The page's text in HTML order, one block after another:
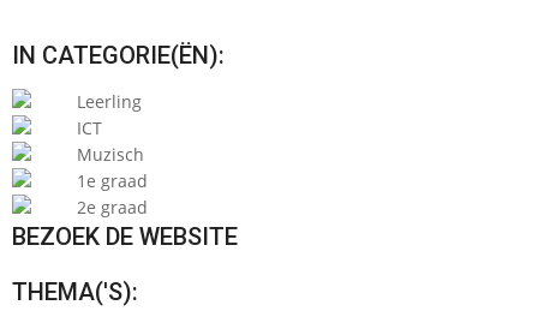
IN CATEGORIE(ËN):
Leerling
ICT
Muzisch
1e graad
2e graad
BEZOEK DE WEBSITE
THEMA('S):